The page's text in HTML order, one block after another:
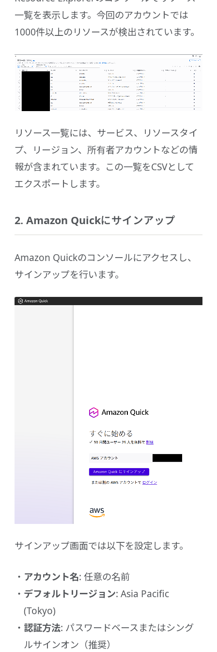
一覧を表示します。今回のアカウントでは
1000件以上のリソースが検出されています。
リソース一覧には、サービス、リソースタイ
プ、リージョン、所有者アカウントなどの情
報が含まれています。この一覧をCSVとして
エクスポートします。
2. Amazon Quickにサインアップ
Amazon Quickのコンソールにアクセスし、
サインアップを行います。
サインアップ画面では以下を設定します。
アカウント名: 任意の名前
デフォルトリージョン: Asia Pacific
(Tokyo)
認証方法: パスワードベースまたはシング
ルサインオン（推奨）